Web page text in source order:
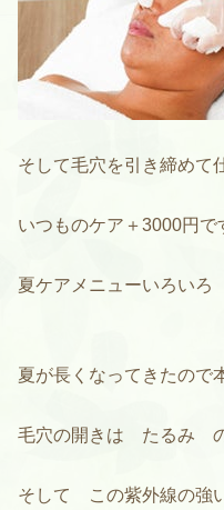
そして毛穴を引き締めて
いつものケア＋3000円で
夏ケアメニューいろい
夏が長くなってきたので
毛穴の開きは たるみ
そして この紫外線の強